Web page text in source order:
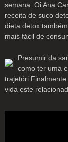
semana. Oi Ana
receita de suco
dieta detox
mais fácil de
Presumir da
como ter uma
trajetóri
vida este